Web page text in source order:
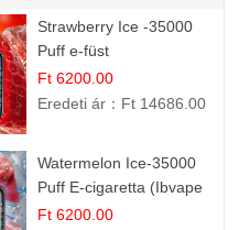
Strawberry Ice -35000
Puff e-füst
Ft 6200.00
Eredeti ár： Ft 14686.00
Watermelon Ice-35000
Puff E-cigaretta (Ibvape
Bar)
Ft 6200.00